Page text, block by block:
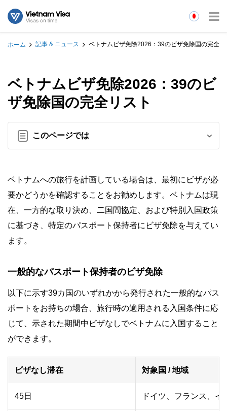
ホーム 記事 & ニュース ベトナムビザ免除2026：39のビザ免除国の完全リ
ベトナムビザ免除2026：39のビ
ザ免除国の完全リスト
このページでは
ベトナムへの旅行を計画している場合は、最初にビザが必
要かどうかを確認することをお勧めします。ベトナムは現
在、一方的な取り決め、二国間協定、および特別入国政策
に基づき、特定のパスポート保持者にビザ免除を与えてい
ます。
一般的なパスポート保持者のビザ免除
以下に示す39カ国のいずれかから発行された一般的なパス
ポートをお持ちの場合、旅行時の適用される入国条件に応
じて、示された期間中ビザなしでベトナムに入国すること
ができます。
ビザなし滞在 対象国 / 地域
45日 ドイツ、フランス、